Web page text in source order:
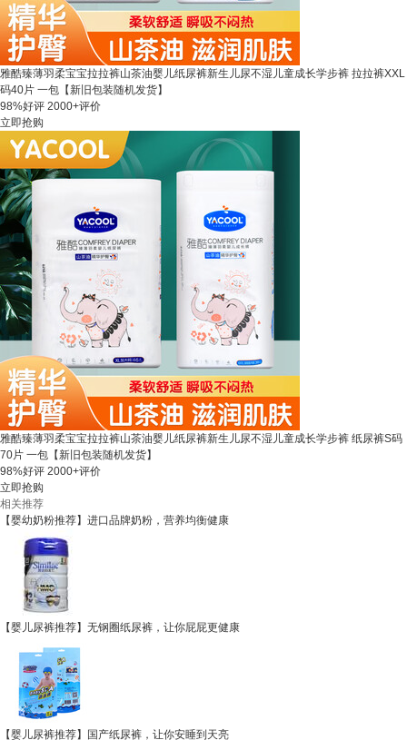
雅酷臻薄羽柔宝宝拉拉裤山茶油婴儿纸尿裤新生儿尿不湿儿童成长学步裤 拉拉裤XXL
码40片 一包【新旧包装随机发货】
98%好评 2000+评价
立即抢购
雅酷臻薄羽柔宝宝拉拉裤山茶油婴儿纸尿裤新生儿尿不湿儿童成长学步裤 纸尿裤S码
70片 一包【新旧包装随机发货】
98%好评 2000+评价
立即抢购
相关推荐
【婴幼奶粉推荐】进口品牌奶粉，营养均衡健康
【婴儿尿裤推荐】无钢圈纸尿裤，让你屁屁更健康
【婴儿尿裤推荐】国产纸尿裤，让你安睡到天亮